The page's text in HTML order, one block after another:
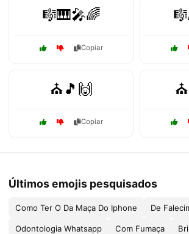
🎼🎹🎤🌈
Copiar
⛪🎵🙌
Copiar
Últimos emojis pesquisados
Como Ter O Da Maça Do Iphone De
Odontologia Whatsapp Com Fumaça